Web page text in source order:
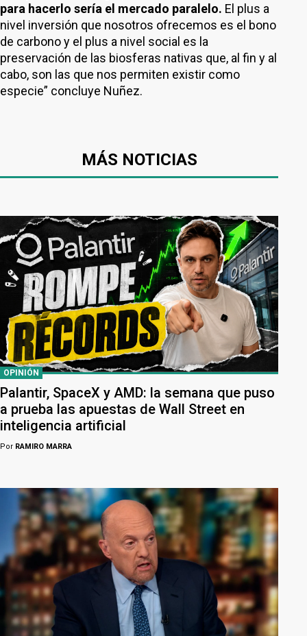
para hacerlo sería el mercado paralelo. El plus a
nivel inversión que nosotros ofrecemos es el bono
de carbono y el plus a nivel social es la
preservación de las biosferas nativas que, al fin y al
cabo, son las que nos permiten existir como
especie” concluye Nuñez.
MÁS NOTICIAS
OPINIÓN
Palantir, SpaceX y AMD: la semana que puso
a prueba las apuestas de Wall Street en
inteligencia artificial
Por RAMIRO MARRA